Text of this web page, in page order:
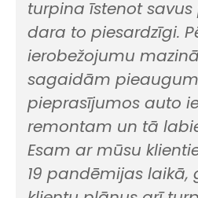
turpina īstenot
dara to piesardzīgi.
ierobežojumu
sagaidām
pieprasījumos auto
remontam un tā
Esam ar mūsu
19 pandēmijas